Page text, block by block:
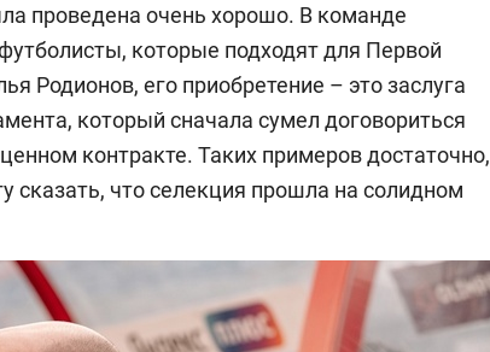
проведена очень хорошо. В команде
которые подходят для Первой
Родионов, его приобретение – это заслуга
который сначала сумел договориться
контракте. Таких примеров достаточно,
сказать, что селекция прошла на солидном